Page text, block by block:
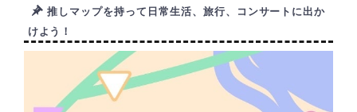
推しマップを持って日常生活、旅行、コンサートに出か
けよう！